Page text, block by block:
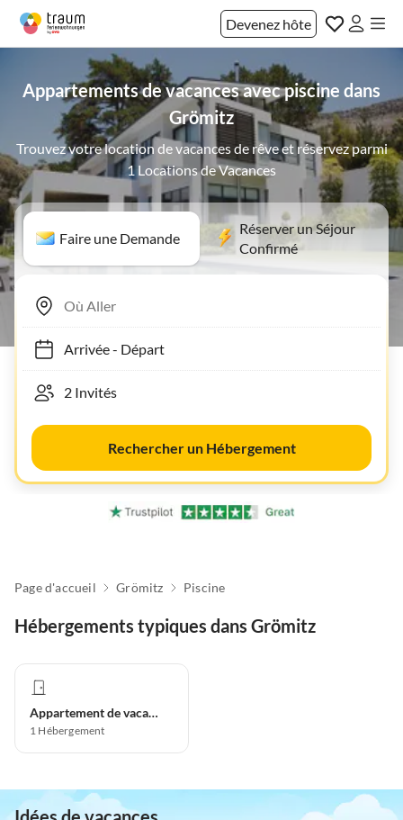
Devenez hôte
Appartements de vacances avec piscine dans
Grömitz
Trouvez votre location de vacances de rêve et réservez parmi
1 Locations de Vacances
Faire une Demande
Réserver un Séjour
Confirmé
Arrivée- Départ
Rechercher un Hébergement
Page d'accueil Grömitz Piscine
Hébergements typiques dans Grömitz
Appartement de vacances
1 Hébergement